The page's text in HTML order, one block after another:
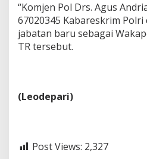
“Komjen Pol Drs. Agus
67020345 Kabareskrim
jabatan baru sebagai
TR tersebut.
(Leodepari)
Post Views: 2,327